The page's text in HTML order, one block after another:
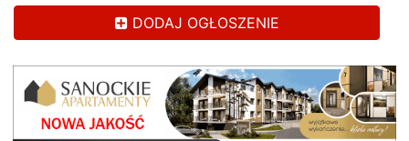
DODAJ OGŁOSZENIE